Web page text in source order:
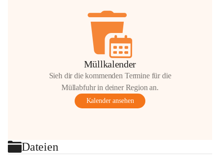
Müllkalender
Sieh dir die kommenden Termine für die
Müllabfuhr in deiner Region an.
Kalender ansehen
Dateien